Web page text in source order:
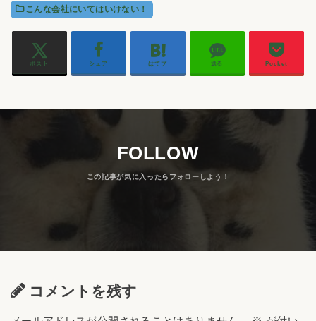
こんな会社にいてはいけない！
ポスト シェア はてブ 送る Pocket
FOLLOW
コメントを残す